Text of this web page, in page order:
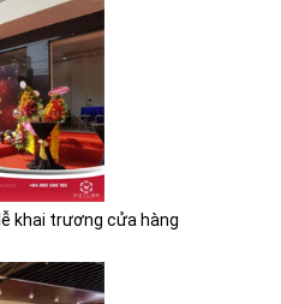
khai trương cửa hàng